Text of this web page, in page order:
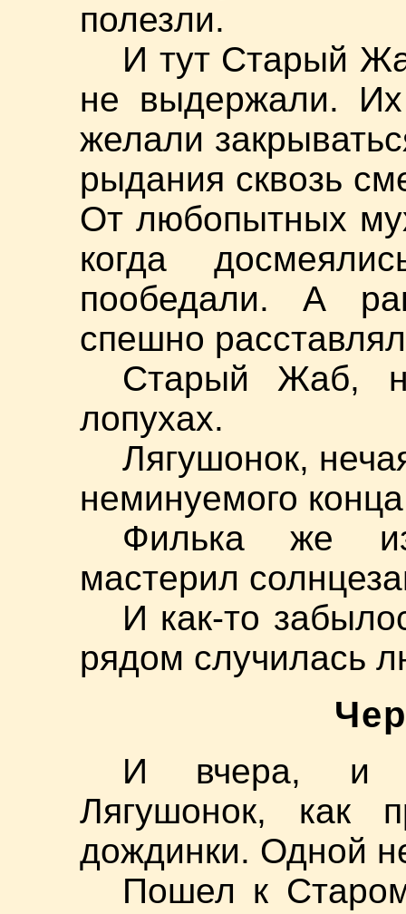
полезли.
И тут Старый
не выдержали.
желали
рыдания сквозь
От любопытных
когда
пообедали. А
спешно
Старый Жаб,
лопухах.
Лягушонок,
неминуемого
Филька же
мастерил
И как-то
рядом случилась
И вчера, и
Лягушонок, как
дождинки. Одной
Пошел к